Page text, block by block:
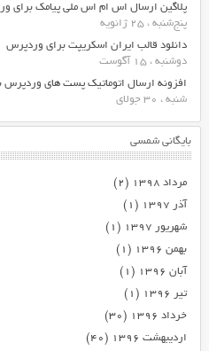
پلاگین ارسال اس ام اس ملی پیامک برای
پنج‌شنبه ، 25 ژانویه
دانلود قالب ایران اسکریپت برای وردپرس
دوشنبه ، 15 آگوست
افزونه ارسال اتوماتیک پست های وردپرس
شنبه ، 30 جولای
بایگانی شمسی
مرداد ۱۳۹۸
(۲)
آذر ۱۳۹۷
(۱)
شهریور ۱۳۹۷
(۱)
بهمن ۱۳۹۶
(۱)
آبان ۱۳۹۶
(۱)
تیر ۱۳۹۶
(۱)
خرداد ۱۳۹۶
(۳۰)
اردیبهشت ۱۳۹۶
(۴۰)